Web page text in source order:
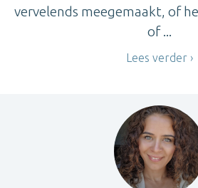
vervelends meegemaakt, of
of ...
Lees verder